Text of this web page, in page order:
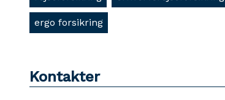
ergo forsikring
Kontakter